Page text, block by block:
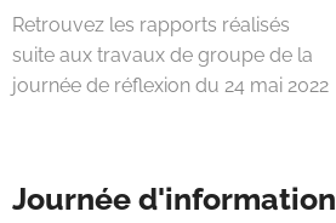
Retrouvez les rapports réalisés
suite aux travaux de groupe de la
journée de réflexion du 24 mai 2022
Journée d'information